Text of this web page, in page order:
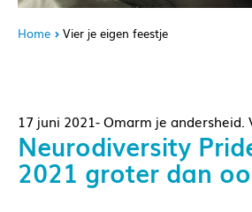
Home Vier je eigen feestje
17 juni 2021- Omarm je andersheid.
Neurodiversity
2021 groter dan